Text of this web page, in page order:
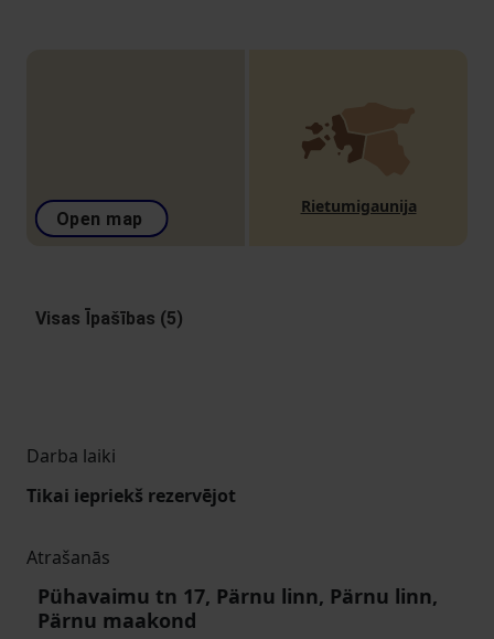
Open map
Rietumigaunija
Visas Īpašības (5)
Darba laiki
Tikai iepriekš rezervējot
Atrašanās
Pühavaimu tn 17, Pärnu linn, Pärnu linn,
Pärnu maakond